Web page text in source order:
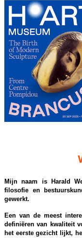
Mijn naam is Harald
filosofie en
gewerkt.
Een van de meest
definiëren van kwaliteit
het eerste gezicht lijkt,